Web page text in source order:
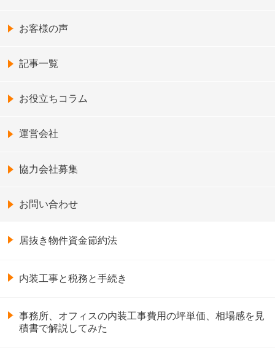
お客様の声
記事一覧
お役立ちコラム
運営会社
協力会社募集
お問い合わせ
居抜き物件資金節約法
内装工事と税務と手続き
事務所、オフィスの内装工事費用の坪単価、相場感を見
積書で解説してみた